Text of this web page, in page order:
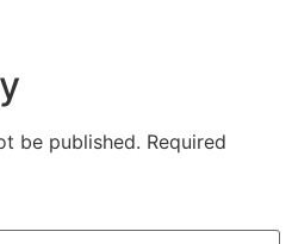
be published. Required